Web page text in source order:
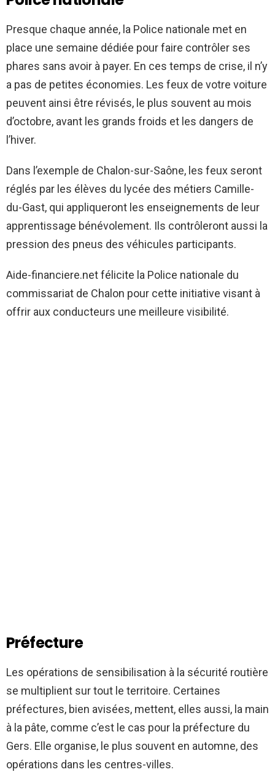
Presque chaque année, la Police nationale met en
place une semaine dédiée pour faire contrôler ses
phares sans avoir à payer. En ces temps de crise, il n’y
a pas de petites économies. Les feux de votre voiture
peuvent ainsi être révisés, le plus souvent au mois
d’octobre, avant les grands froids et les dangers de
l’hiver.
Dans l’exemple de Chalon-sur-Saône, les feux seront
réglés par les élèves du lycée des métiers Camille-
du-Gast, qui appliqueront les enseignements de leur
apprentissage bénévolement. Ils contrôleront aussi la
pression des pneus des véhicules participants.
Aide-financiere.net félicite la Police nationale du
commissariat de Chalon pour cette initiative visant à
offrir aux conducteurs une meilleure visibilité.
Préfecture
Les opérations de sensibilisation à la sécurité routière
se multiplient sur tout le territoire. Certaines
préfectures, bien avisées, mettent, elles aussi, la main
à la pâte, comme c’est le cas pour la préfecture du
Gers. Elle organise, le plus souvent en automne, des
opérations dans les centres-villes.